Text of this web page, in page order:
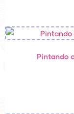
Pintando